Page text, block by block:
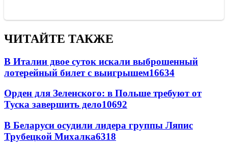
ЧИТАЙТЕ ТАКЖЕ
В Италии двое суток искали выброшенный
лотерейный билет с выигрышем16634
Орден для Зеленского: в Польше требуют от
Туска завершить дело10692
В Беларуси осудили лидера группы Ляпис
Трубецкой Михалка6318